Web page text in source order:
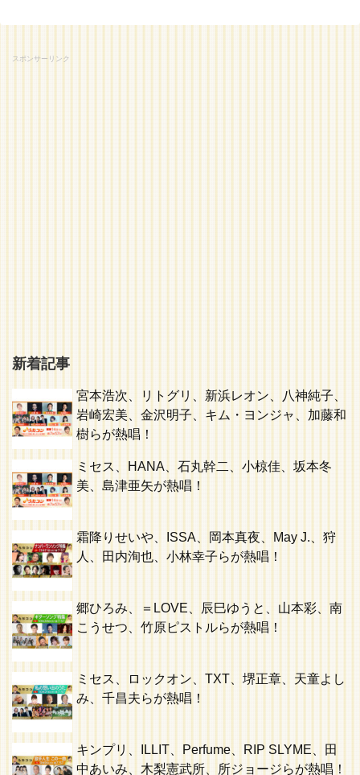
スポンサーリンク
新着記事
宮本浩次、リトグリ、新浜レオン、八神純子、
岩崎宏美、金沢明子、キム・ヨンジャ、加藤和
樹らが熱唱！
ミセス、HANA、石丸幹二、小椋佳、坂本冬
美、島津亜矢が熱唱！
霜降りせいや、ISSA、岡本真夜、May J.、狩
人、田内洵也、小林幸子らが熱唱！
郷ひろみ、＝LOVE、辰巳ゆうと、山本彩、南
こうせつ、竹原ピストルらが熱唱！
ミセス、ロックオン、TXT、堺正章、天童よし
み、千昌夫らが熱唱！
キンプリ、ILLIT、Perfume、RIP SLYME、田
中あいみ、木梨憲武所、所ジョージらが熱唱！